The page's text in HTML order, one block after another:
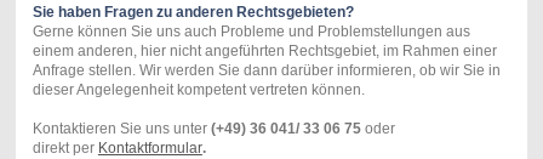
Sie haben Fragen zu anderen Rechtsgebieten?
Gerne können Sie uns auch Probleme und Problemstellungen aus
einem anderen, hier nicht angeführten Rechtsgebiet, im Rahmen einer
Anfrage stellen. Wir werden Sie dann darüber informieren, ob wir Sie in
dieser Angelegenheit kompetent vertreten können.
Kontaktieren Sie uns unter (+49) 36 041/ 33 06 75oder
direkt per Kontaktformular.